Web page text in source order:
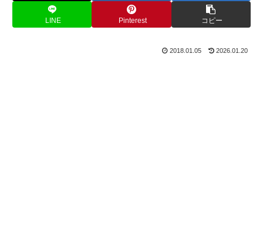
LINE Pinterest コピー
2018.01.05 2026.01.20